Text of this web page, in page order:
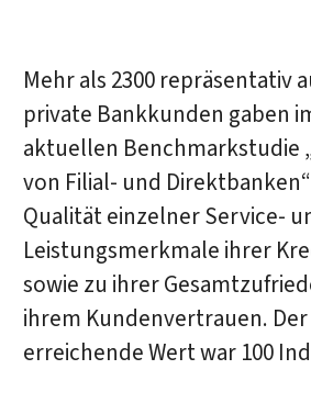
Mehr als 2300 repräsentativ
private Bankkunden gaben
aktuellen Benchmarkstudie
von Filial- und
Qualität einzelner Service-
Leistungsmerkmale ihrer
sowie zu ihrer
ihrem Kundenvertrauen.
erreichende Wert war 100